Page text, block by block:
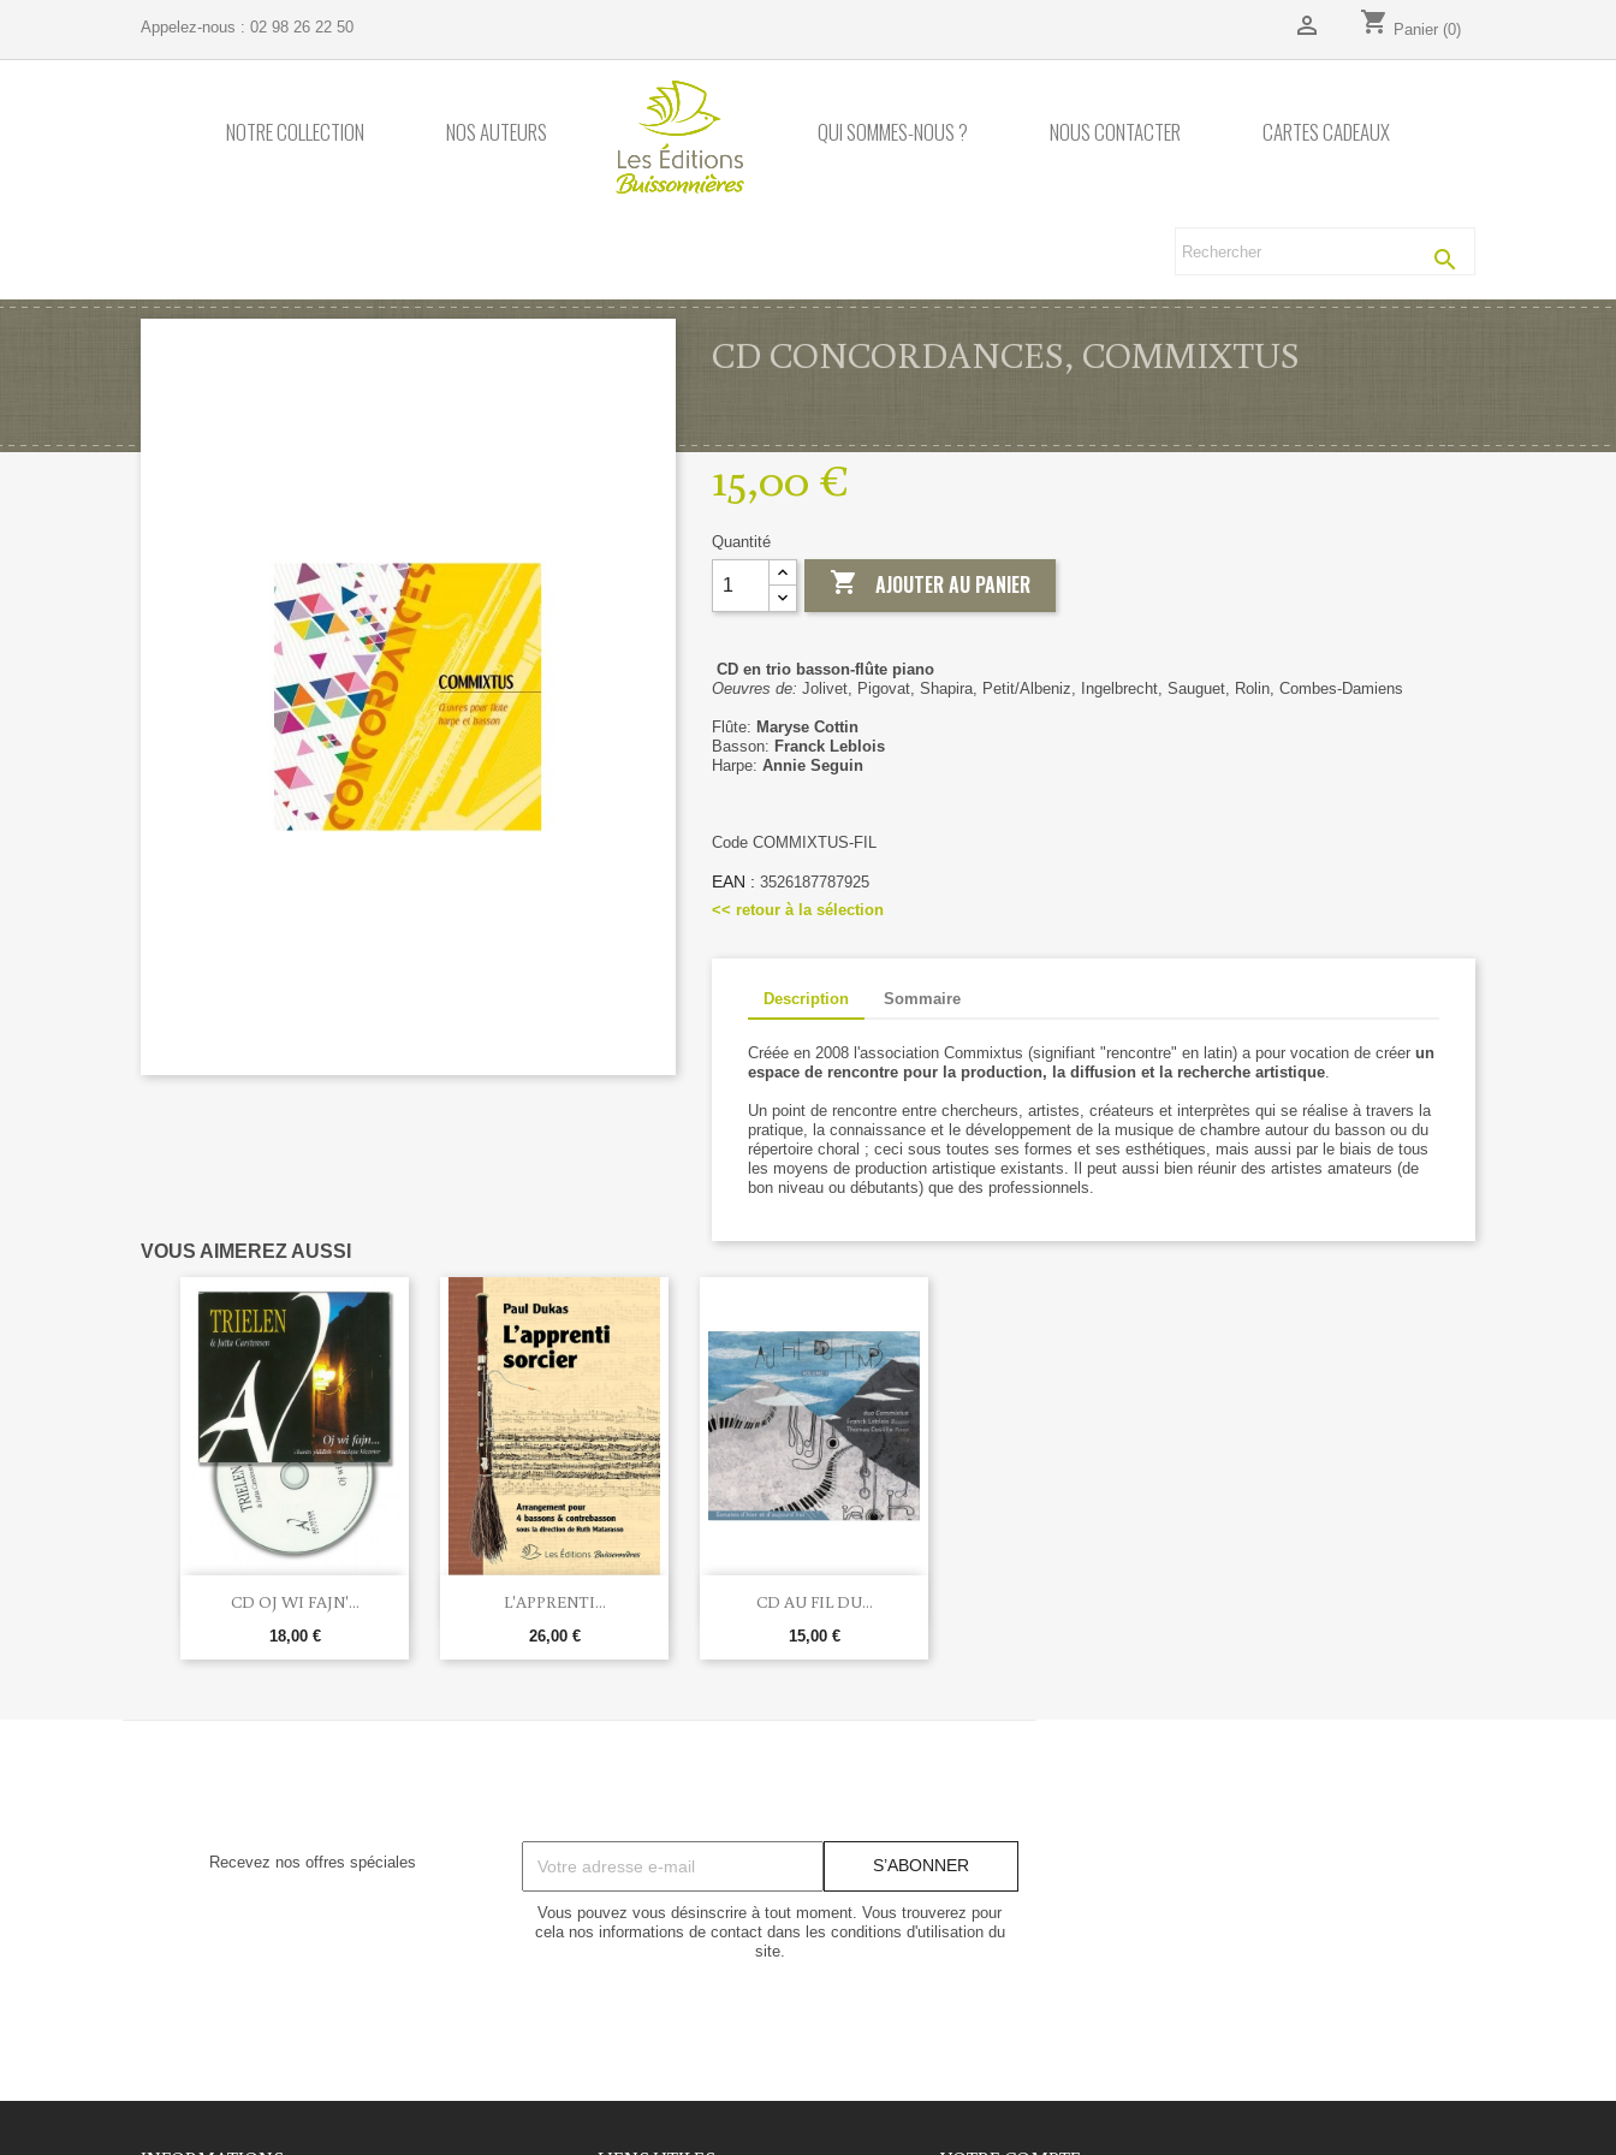
Appelez-nous : 02 98 26 22 50  shopping_cart Panier (0)
NOTRE COLLECTION NOS AUTEURS QUI SOMMES-NOUS ? NOUS CONTACTER CARTES CADEAUX

CD CONCORDANCES, COMMIXTUS
15,00 €
Quantité
 AJOUTER AU PANIER
CD en trio basson-flûte piano
Oeuvres de: Jolivet, Pigovat, Shapira, Petit/Albeniz, Ingelbrecht, Sauguet, Rolin, Combes-Damiens
Flûte: Maryse Cottin
Basson: Franck Leblois
Harpe: Annie Seguin
Code COMMIXTUS-FIL
EAN : 3526187787925
<< retour à la sélection
Description Sommaire
Créée en 2008 l'association Commixtus (signifiant "rencontre" en latin) a pour vocation de créer un
espace de rencontre pour la production, la diffusion et la recherche artistique
Un point de rencontre entre chercheurs, artistes, créateurs et interprètes qui se réalise à travers la
pratique, la connaissance et le développement de la musique de chambre autour du basson ou du
répertoire choral ; ceci sous toutes ses formes et ses esthétiques, mais aussi par le biais de tous
les moyens de production artistique existants. Il peut aussi bien réunir des artistes amateurs (de
bon niveau ou débutants) que des professionnels.
VOUS AIMEREZ AUSSI
CD OJ WI FAJN'...
18,00 €
Aperçu rapide L'APPRENTI...
26,00 €
Aperçu rapide CD AU FIL DU...
15,00 €
Aperçu rapide
Recevez nos offres spéciales
Vous pouvez vous désinscrire à tout moment. Vous trouverez pour
cela nos informations de contact dans les conditions d'utilisation du
site.